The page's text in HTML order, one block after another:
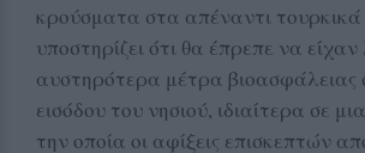
κρούσματα στα απέναντι
υποστηρίζει ότι θα έπρεπε να είχαν
αυστηρότερα μέτρα βιοασφάλειας
εισόδου του νησιού, ιδιαίτερα σε
την οποία οι αφίξεις επισκεπτών